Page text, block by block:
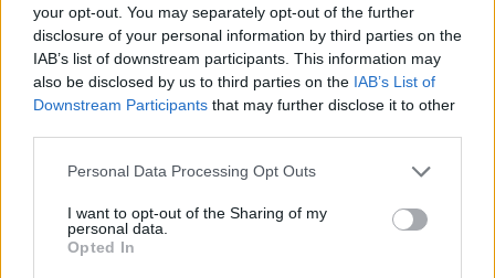
your opt-out. You may separately opt-out of the further
disclosure of your personal information by third parties on the
IAB’s list of downstream participants. This information may
also be disclosed by us to third parties on the IAB’s List of
Downstream Participants that may further disclose it to other
Personal Data Processing Opt Outs
I want to opt-out of the Sharing of my
personal data.
Opted In